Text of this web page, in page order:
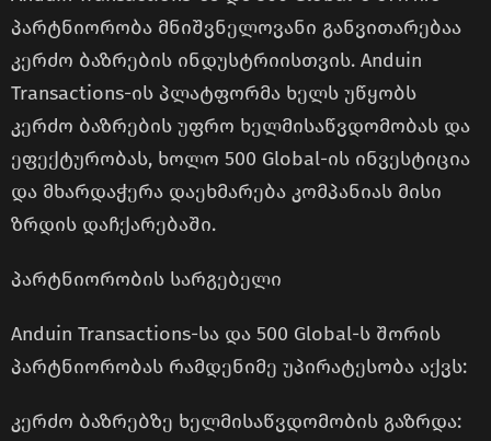
პარტნიორობა მნიშვნელოვანი განვითარებაა
კერძო ბაზრების ინდუსტრიისთვის. Anduin
Transactions-ის პლატფორმა ხელს უწყობს
კერძო ბაზრების უფრო ხელმისაწვდომობას და
ეფექტურობას, ხოლო 500 Global-ის ინვესტიცია
და მხარდაჭერა დაეხმარება კომპანიას მისი
ზრდის დაჩქარებაში.
პარტნიორობის სარგებელი
Anduin Transactions-სა და 500 Global-ს შორის
პარტნიორობას რამდენიმე უპირატესობა აქვს:
კერძო ბაზრებზე ხელმისაწვდომობის გაზრდა: